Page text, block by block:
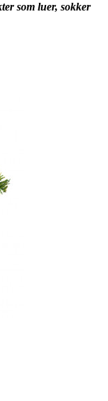
som luer, sokker